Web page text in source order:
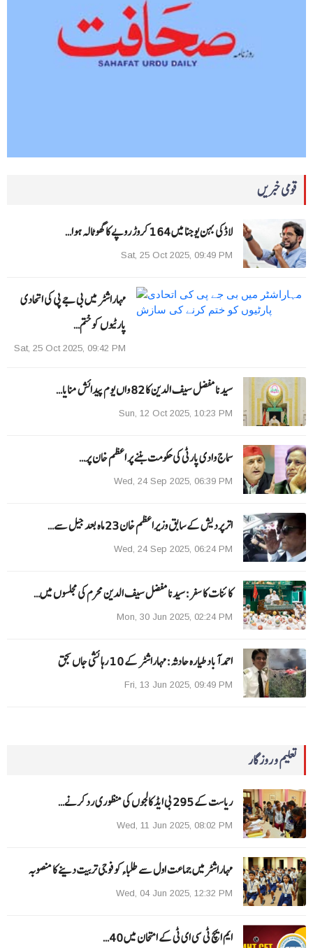
قومی خبریں
لاڈکی بہن یوجنا میں 164 کروڑ روپے کا گھوٹالہ ہوا…
Sat, 25 Oct 2025, 09:49 PM
مہاراشٹر میں بی جے پی کی اتحادی
پارٹیوں کو ختم…
Sat, 25 Oct 2025, 09:42 PM
سیدنا مفضل سیف الدین کا 82 واں یوم پیدائش منایا…
Sun, 12 Oct 2025, 10:23 PM
سماج وادی پارٹی کی حکومت بننے پر اعظم خان پر…
Wed, 24 Sep 2025, 06:39 PM
اترپردیش کے سابق وزیراعظم خان 23 ماہ بعد جیل سے…
Wed, 24 Sep 2025, 06:24 PM
کائنات کا سفر:سیدنا مفضل سیف الدین محرم کی مجلسوں میں…
Mon, 30 Jun 2025, 02:24 PM
احمد آباد طیارہ حادثہ :مہاراشٹر کے 10 رہائشی جاں بحق
Fri, 13 Jun 2025, 09:49 PM
تعلیم و روزگار
ریاست کے 295 بی ایڈ کالجوں کی منظوری رد کرنے…
Wed, 11 Jun 2025, 08:02 PM
مہاراشٹرمیں جماعت اول سے طلباءکو فوجی تربیت دینے کا منصوبہ
Wed, 04 Jun 2025, 12:32 PM
ایم ایچ ٹی سی ای ٹی کے امتحان میں 40…